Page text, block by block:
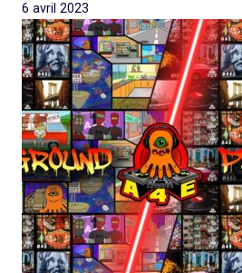
6 avril 2023